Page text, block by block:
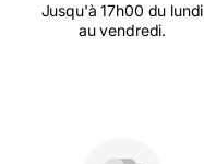
Jusqu'à 17h00 du lundi
au vendredi.